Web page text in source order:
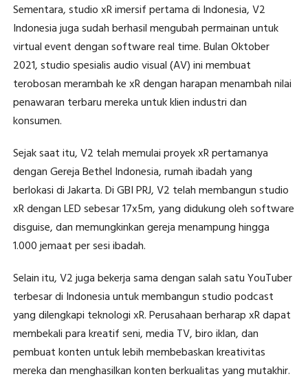
Sementara, studio xR imersif pertama di Indonesia, V2
Indonesia juga sudah berhasil mengubah permainan untuk
virtual event dengan software real time. Bulan Oktober
2021, studio spesialis audio visual (AV) ini membuat
terobosan merambah ke xR dengan harapan menambah nilai
penawaran terbaru mereka untuk klien industri dan
konsumen.
Sejak saat itu, V2 telah memulai proyek xR pertamanya
dengan Gereja Bethel Indonesia, rumah ibadah yang
berlokasi di Jakarta. Di GBI PRJ, V2 telah membangun studio
xR dengan LED sebesar 17x5m, yang didukung oleh software
disguise, dan memungkinkan gereja menampung hingga
1.000 jemaat per sesi ibadah.
Selain itu, V2 juga bekerja sama dengan salah satu YouTuber
terbesar di Indonesia untuk membangun studio podcast
yang dilengkapi teknologi xR. Perusahaan berharap xR dapat
membekali para kreatif seni, media TV, biro iklan, dan
pembuat konten untuk lebih membebaskan kreativitas
mereka dan menghasilkan konten berkualitas yang mutakhir.